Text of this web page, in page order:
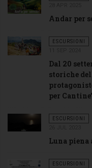
Andar per
ESCURSIONI
Dal 20
storiche
per
ESCURSIONI
Luna piena
ESCURSIONI